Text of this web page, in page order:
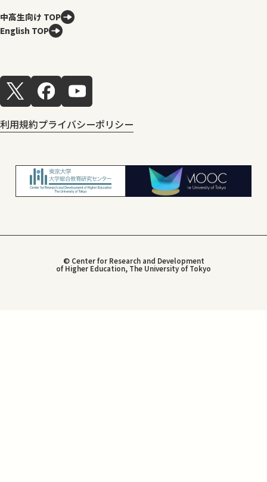
中高生向け TOP
English TOP
利用規約プライバシーポリシー
© Center for Research and Development
of Higher Education, The University of Tokyo